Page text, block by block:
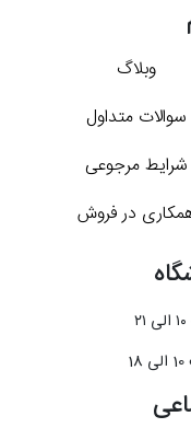
وبلاگ
سوالات متداول
شرایط مرجوعی
در فروش